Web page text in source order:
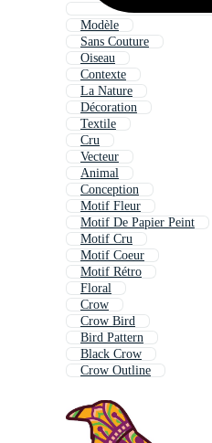
Modèle
Sans Couture
Oiseau
Contexte
La Nature
Décoration
Textile
Cru
Vecteur
Animal
Conception
Motif Fleur
Motif De Papier Peint
Motif Cru
Motif Coeur
Motif Rétro
Floral
Crow
Crow Bird
Bird Pattern
Black Crow
Crow Outline